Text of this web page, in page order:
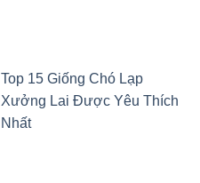
Top 15 Giống Chó Lạp
Xưởng Lai Được Yêu Thích
Nhất